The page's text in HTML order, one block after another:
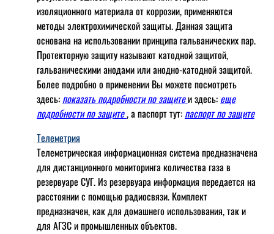
изоляционного материала от коррозии, применяются
методы электрохимической защиты. Данная защита
основана на использовании принципа гальванических пар.
Протекторную защиту называют катодной защитой,
гальваническими анодами или анодно-катодной защитой.
Более подробно о применении Вы можете посмотреть
здесь: показать подробности по защитеи здесь: еще
подробности по защите, а паспорт тут: паспорт по защите
Телеметрия
Телеметрическая информационная система предназначена
для дистанционного мониторинга количества газа в
резервуаре СУГ. Из резервуара информация передается на
расстоянии с помощью радиосвязи. Комплект
предназначен, как для домашнего использования, так и
для АГЗС и промышленных объектов.